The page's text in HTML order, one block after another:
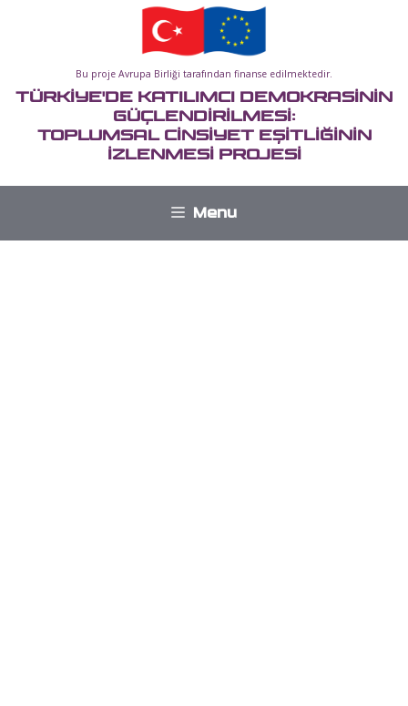
Bu proje Avrupa Birliği tarafından finanse edilmektedir.
TÜRKİYE'DE KATILIMCI DEMOKRASİNİN
GÜÇLENDİRİLMESİ:
TOPLUMSAL CİNSİYET EŞİTLİĞİNİN
İZLENMESİ PROJESİ
Menu